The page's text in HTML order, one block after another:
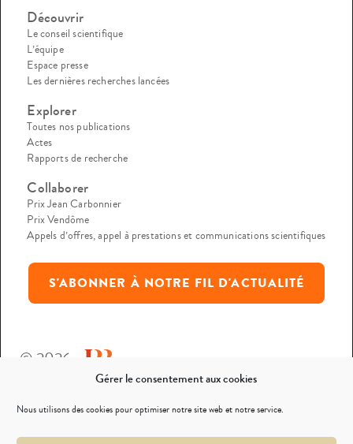
Gérer le consentement aux cookies
Nous utilisons des cookies pour optimiser notre site web et notre service.
Découvrir
Le conseil scientifique
L’équipe
Espace presse
Les dernières recherches lancées
Explorer
Toutes nos publications
Actes
Rapports de recherche
Collaborer
Prix Jean Carbonnier
Prix Vendôme
Appels d’offres, appel à prestations et communications scientifiques
S'ABONNER À NOTRE FIL D'ACTUALITÉ
© 2026